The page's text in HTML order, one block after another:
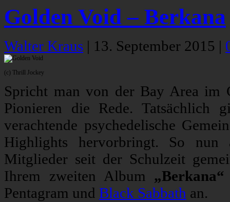
Golden Void – Berkana
Walter Kraus | 13. September 2015 |
(c) Thrill Jockey
Spricht man von der Bay Area im
Pionieren die Rede.
verachtende psychedelische
Highlights hervorbringt. So
Mitglieder seit der Schulzeit
Ihrem zweiten Album „Berkana“
Pentagram und Black Sabbath an.